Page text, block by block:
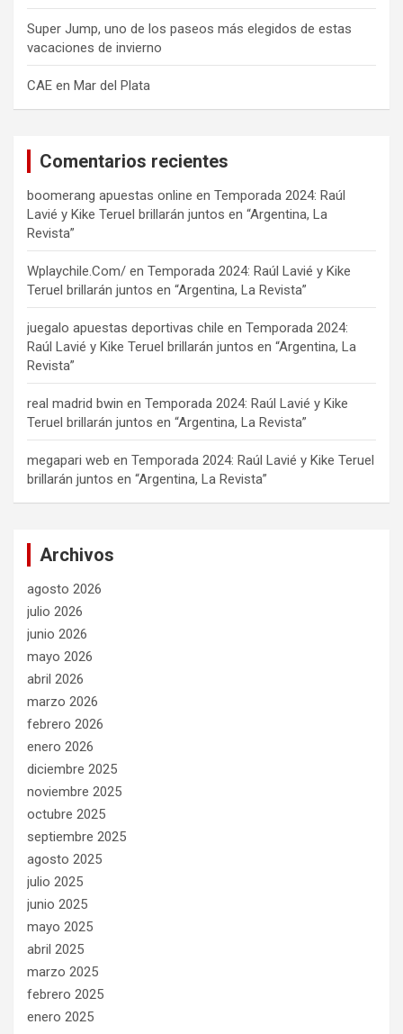
Super Jump, uno de los paseos más elegidos de estas
vacaciones de invierno
CAE en Mar del Plata
Comentarios recientes
boomerang apuestas online en Temporada 2024: Raúl
Lavié y Kike Teruel brillarán juntos en “Argentina, La
Revista”
Wplaychile.Com/ en Temporada 2024: Raúl Lavié y Kike
Teruel brillarán juntos en “Argentina, La Revista”
juegalo apuestas deportivas chile en Temporada 2024:
Raúl Lavié y Kike Teruel brillarán juntos en “Argentina, La
Revista”
real madrid bwin en Temporada 2024: Raúl Lavié y Kike
Teruel brillarán juntos en “Argentina, La Revista”
megapari web en Temporada 2024: Raúl Lavié y Kike Teruel
brillarán juntos en “Argentina, La Revista”
Archivos
agosto 2026
julio 2026
junio 2026
mayo 2026
abril 2026
marzo 2026
febrero 2026
enero 2026
diciembre 2025
noviembre 2025
octubre 2025
septiembre 2025
agosto 2025
julio 2025
junio 2025
mayo 2025
abril 2025
marzo 2025
febrero 2025
enero 2025